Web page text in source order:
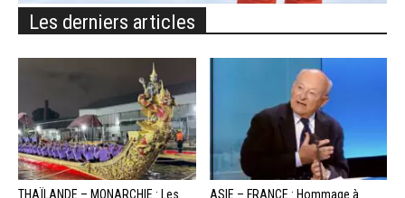
Les derniers articles
THAÏLANDE – MONARCHIE : Les
ASIE – FRANCE : Hommage à